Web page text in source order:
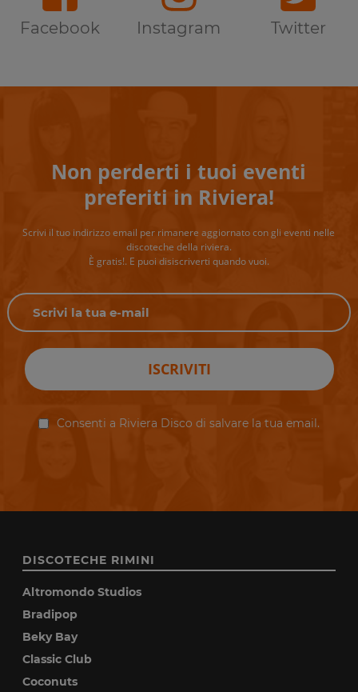
Facebook Instagram Twitter
Non perderti i tuoi eventi
preferiti in Riviera!
Scrivi il tuo indirizzo email per rimanere aggiornato con gli eventi nelle
discoteche della riviera.
È gratis!. E puoi disiscriverti quando vuoi.
ISCRIVITI
Consenti a Riviera Disco di salvare la tua email.
DISCOTECHE RIMINI
Altromondo Studios
Bradipop
Beky Bay
Classic Club
Coconuts